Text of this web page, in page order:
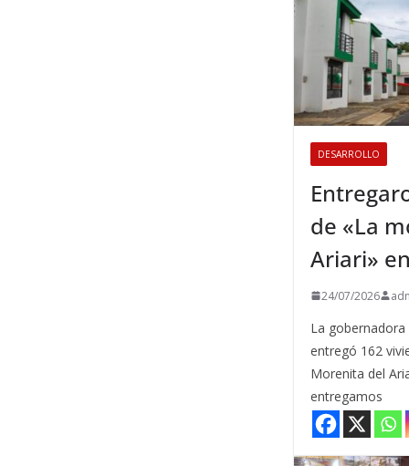
DESARROLLO
de «La
Ariari»
24/07/2026
La
entregó 162
Morenita del
entregamos